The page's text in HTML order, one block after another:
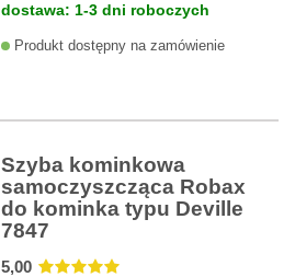
dostawa: 1-3 dni roboczych
Produkt dostępny na zamówienie
Szyba kominkowa
samoczyszcząca Robax
do kominka typu Deville
7847
5,00